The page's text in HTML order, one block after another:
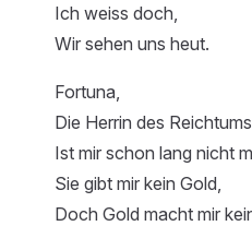
Ich weiss doch,
Wir sehen uns heut.
Fortuna,
Die Herrin des Reichtums,
Ist mir schon lang nicht
Sie gibt mir kein Gold,
Doch Gold macht mir